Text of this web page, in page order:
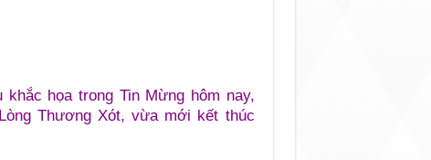
họa trong Tin Mừng hôm nay,
Thương Xót, vừa mới kết thúc